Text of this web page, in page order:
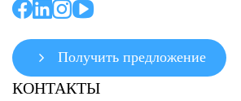
Получить предложение
КОНТАКТЫ